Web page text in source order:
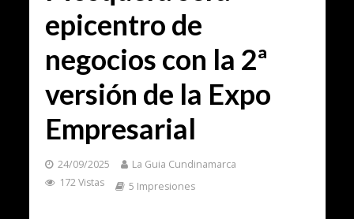
epicentro de
negocios con la 2ª
versión de la Expo
Empresarial
24/09/2025
La Guia Cundinamarca
172 Vistas
5 Impresiones